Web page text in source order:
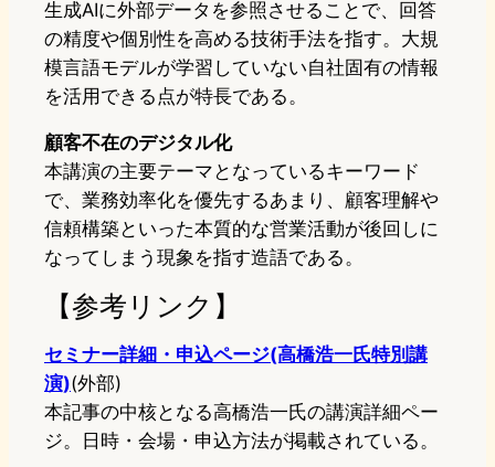
生成AIに外部データを参照させることで、回答
の精度や個別性を高める技術手法を指す。大規
模言語モデルが学習していない自社固有の情報
を活用できる点が特長である。
顧客不在のデジタル化
本講演の主要テーマとなっているキーワード
で、業務効率化を優先するあまり、顧客理解や
信頼構築といった本質的な営業活動が後回しに
なってしまう現象を指す造語である。
【参考リンク】
セミナー詳細・申込ページ(高橋浩一氏特別講
演)(外部)
本記事の中核となる高橋浩一氏の講演詳細ペー
ジ。日時・会場・申込方法が掲載されている。